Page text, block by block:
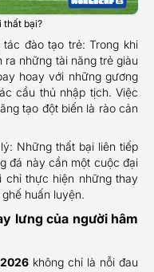
thất bại?
đào tạo trẻ: Trong khi
ra những tài năng trẻ giàu
hoay với những gương
cầu thủ nhập tịch. Việc
tạo đột biến là rào cản
Những thất bại liên tiếp
đá này cần một cuộc đại
thực hiện những thay
huấn luyện.
lưng của người hâm
không chỉ là nỗi đau